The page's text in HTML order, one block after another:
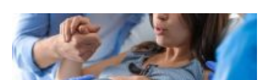
b
o
o
k
A
p
p
a
m